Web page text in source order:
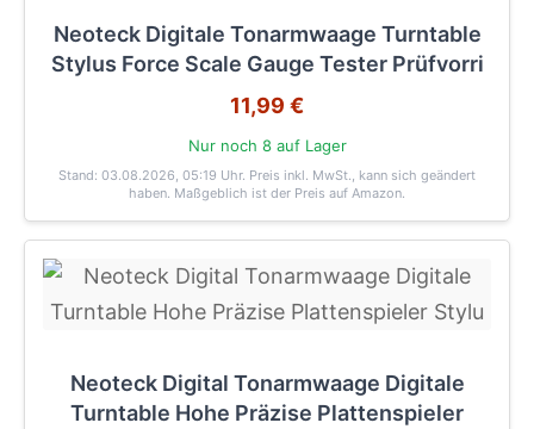
Neoteck Digitale Tonarmwaage Turntable
Stylus Force Scale Gauge Tester Prüfvorri
11,99 €
Nur noch 8 auf Lager
Stand: 03.08.2026, 05:19 Uhr. Preis inkl. MwSt., kann sich geändert
haben. Maßgeblich ist der Preis auf Amazon.
Neoteck Digital Tonarmwaage Digitale
Turntable Hohe Präzise Plattenspieler